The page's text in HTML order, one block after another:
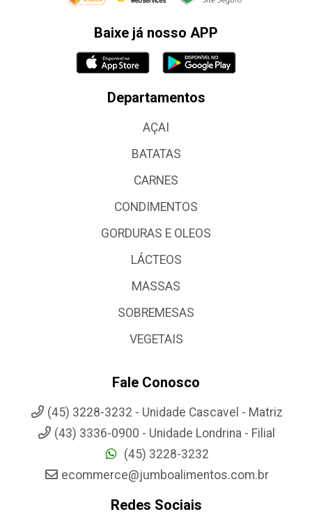
Baixe já nosso APP
Departamentos
AÇAI
BATATAS
CARNES
CONDIMENTOS
GORDURAS E OLEOS
LÁCTEOS
MASSAS
SOBREMESAS
VEGETAIS
Fale Conosco
(45) 3228-3232 - Unidade Cascavel - Matriz
(43) 3336-0900 - Unidade Londrina - Filial
(45) 3228-3232
ecommerce@jumboalimentos.com.br
Redes Sociais